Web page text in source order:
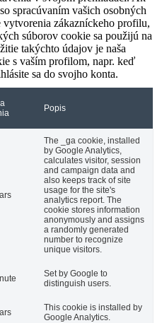
spracúvaním vašich osobných
vytvorenia zákazníckeho profilu,
súborov cookie sa použijú na
takýchto údajov je naša
s vaším profilom, napr. keď
sa do svojho konta.
Popis
The _ga cookie, installed
by Google Analytics,
calculates visitor, session
and campaign data and
also keeps track of site
usage for the site's
analytics report. The
cookie stores information
anonymously and assigns
a randomly generated
number to recognize
unique visitors.
Set by Google to
distinguish users.
This cookie is installed by
Google Analytics.